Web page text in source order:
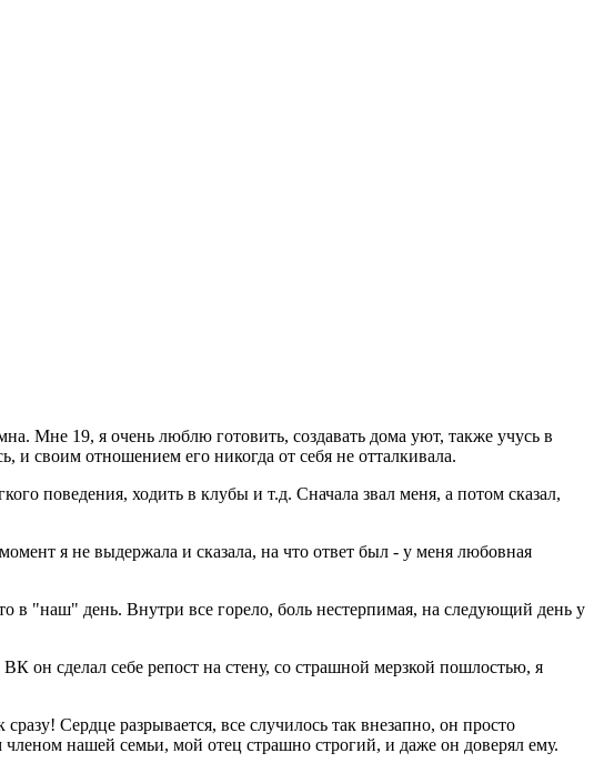
Мне 19, я очень люблю готовить, создавать дома уют, также учусь в
и своим отношением его никогда от себя не отталкивала.
поведения, ходить в клубы и т.д. Сначала звал меня, а потом сказал,
я не выдержала и сказала, на что ответ был - у меня любовная
в "наш" день. Внутри все горело, боль нестерпимая, на следующий день у
он сделал себе репост на стену, со страшной мерзкой пошлостью, я
Сердце разрывается, все случилось так внезапно, он просто
нашей семьи, мой отец страшно строгий, и даже он доверял ему.